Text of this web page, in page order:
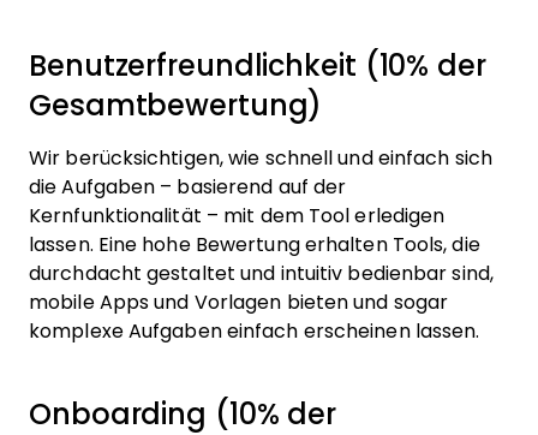
Benutzerfreundlichkeit (10% der
Gesamtbewertung)
Wir berücksichtigen, wie schnell und einfach sich
die Aufgaben – basierend auf der
Kernfunktionalität – mit dem Tool erledigen
lassen. Eine hohe Bewertung erhalten Tools, die
durchdacht gestaltet und intuitiv bedienbar sind,
mobile Apps und Vorlagen bieten und sogar
komplexe Aufgaben einfach erscheinen lassen.
Onboarding (10% der